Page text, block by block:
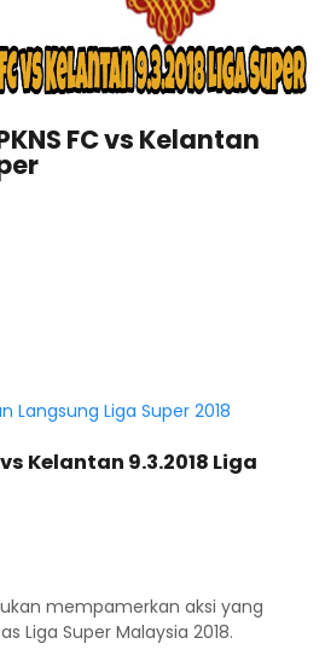
FC vs Kelantan
Langsung Liga Super 2018
Kelantan 9.3.2018 Liga
mempamerkan aksi yang
Liga Super Malaysia 2018.